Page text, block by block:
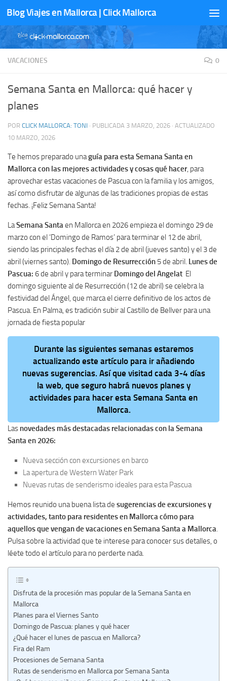
Saltar al contenido
Blog Viajes en Mallorca | Click Mallorca
VACACIONES 0
Semana Santa en Mallorca: qué hacer y
planes
POR CLICK MALLORCA: TONI · PUBLICADA 3 MARZO, 2026 · ACTUALIZADO
10 MARZO, 2026
Te hemos preparado unaguía para esta Semana Santa en
Mallorca con las mejores actividades y cosas qué hacer, para
aprovechar estas vacaciones de Pascua con la familia y los amigos,
así como disfrutar de algunas de las tradiciones propias de estas
fechas. ¡Feliz Semana Santa!
LaSemana Santa en Mallorca en 2026 empieza el domingo 29 de
marzo con el ‘Domingo de Ramos’ para terminar el 12 de abril,
siendo las principales fechas el día 2 de abril (jueves santo) y el 3 de
abril (viernes santo). Domingo de Resurrección 5 de abril. Lunes de
Pascua: 6 de abril y para terminar Domingo del Angelat El
domingo siguiente al de Resurrección (12 de abril) se celebra la
festividad del Ángel, que marca el cierre definitivo de los actos de
Pascua. En Palma, es tradición subir al Castillo de Bellver para una
jornada de fiesta popular
Durante las siguientes semanas estaremos
actualizando este artículo para ir añadiendo
nuevas sugerencias. Así que visitad cada 3-4 días
la web, que seguro habrá nuevos planes y
actividades para hacer esta Semana Santa en
Mallorca.
Las novedades más destacadas relacionadas con la Semana
Santa en 2026:
Nueva sección con excursiones en barco
La apertura de Western Water Park
Nuevas rutas de senderismo ideales para esta Pascua
Hemos reunido una buena lista de sugerencias de excursiones y
actividades, tanto para residentes en Mallorca cómo para
aquellos que vengan de vacaciones en Semana Santa a Mallorca.
Pulsa sobre la actividad que te interese para conocer sus detalles, o
léete todo el artículo para no perderte nada.
Disfruta de la procesión mas popular de la Semana Santa en
Mallorca
Planes para el Viernes Santo
Domingo de Pascua: planes y qué hacer
¿Qué hacer el lunes de pascua en Mallorca?
Fira del Ram
Procesiones de Semana Santa
Rutas de senderismo en Mallorca por Semana Santa